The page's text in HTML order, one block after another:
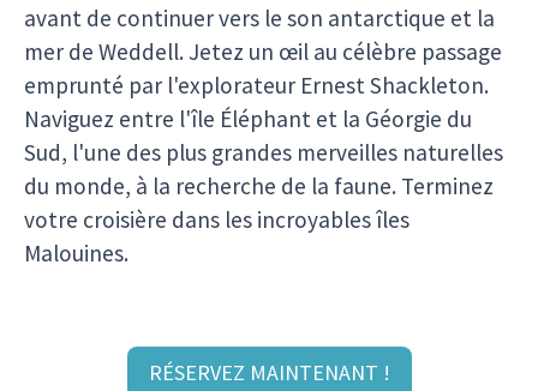
avant de continuer vers le son antarctique et la
mer de Weddell. Jetez un œil au célèbre passage
emprunté par l'explorateur Ernest Shackleton.
Naviguez entre l'île Éléphant et la Géorgie du
Sud, l'une des plus grandes merveilles naturelles
du monde, à la recherche de la faune. Terminez
votre croisière dans les incroyables îles
Malouines.
RÉSERVEZ MAINTENANT !